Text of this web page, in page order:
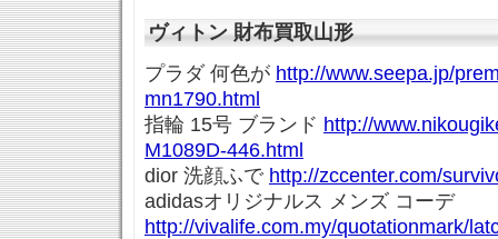
ヴィトン 財布買取山形
プラダ 何色が http://www.seepa.jp/
mn1790.html
指輪 15号 ブランド http://
M1089D-446.html
dior 洗顔ふで http://zccenter.com/
adidasオリジナルス メンズ コーデ
http://vivalife.com.my/quotationmark/